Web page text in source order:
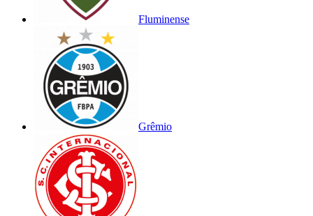
Fluminense
Grêmio